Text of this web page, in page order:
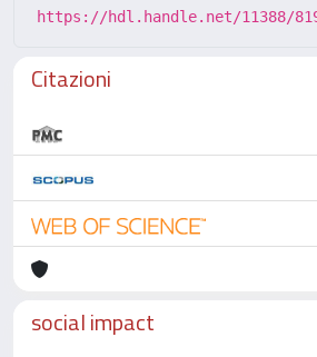
https://hdl.handle.net/11388/
Citazioni
social impact